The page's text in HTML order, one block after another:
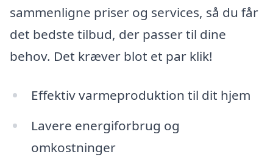
sammenligne priser og services, så du får
det bedste tilbud, der passer til dine
behov. Det kræver blot et par klik!
Effektiv varmeproduktion til dit hjem
Lavere energiforbrug og
omkostninger